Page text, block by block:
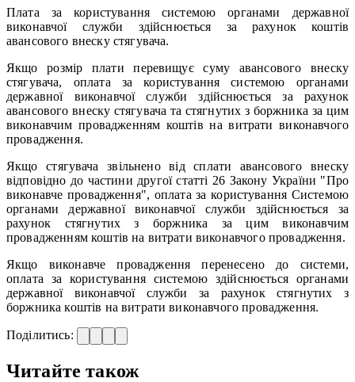
Плата за користування системою органами державної
виконавчої служби здійснюється за рахунок коштів
авансового внеску стягувача.
Якщо розмір плати перевищує суму авансового внеску
стягувача, оплата за користування системою органами
державної виконавчої служби здійснюється за рахунок
авансового внеску стягувача та стягнутих з боржника за цим
виконавчим провадженням коштів на витрати виконавчого
провадження.
Якщо стягувача звільнено від сплати авансового внеску
відповідно до частини другої статті 26 Закону України "Про
виконавче провадження", оплата за користування Системою
органами державної виконавчої служби здійснюється за
рахунок стягнутих з боржника за цим виконавчим
провадженням коштів на витрати виконавчого провадження.
Якщо виконавче провадження перенесено до системи,
оплата за користування системою здійснюється органами
державної виконавчої служби за рахунок стягнутих з
боржника коштів на витрати виконавчого провадження.
Поділитись:
Читайте також